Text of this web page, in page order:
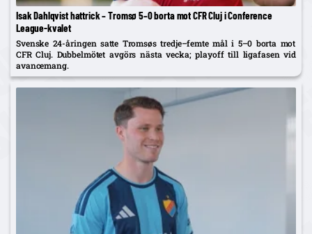
Isak Dahlqvist hattrick – Tromsø 5–0 borta mot CFR Cluj i Conference
League-kvalet
Svenske 24-åringen satte Tromsøs tredje–femte mål i 5–0 borta mot
CFR Cluj. Dubbelmötet avgörs nästa vecka; playoff till ligafasen vid
avancemang.